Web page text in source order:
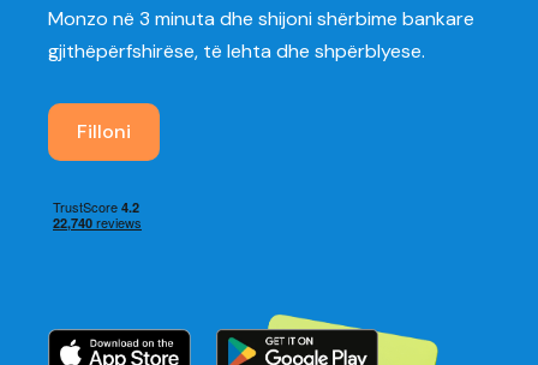
Monzo në 3 minuta dhe shijoni shërbime bankare
gjithëpërfshirëse, të lehta dhe shpërblyese.
Filloni